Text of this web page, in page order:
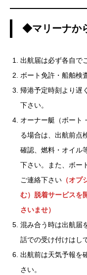
◆マリーナか
出航届は必ず各自で
ボート免許・船舶検
帰港予定時刻より遅
下さい。
オーナー艇（ボート
る場合は、出航前点
確認、燃料・オイル
下さい。また、ボー
ご連絡下さい （オ
む）脱着サービスを
さいませ）
混み合う時は出航届
話での受け付けはし
出航前は天気予報を
さい。